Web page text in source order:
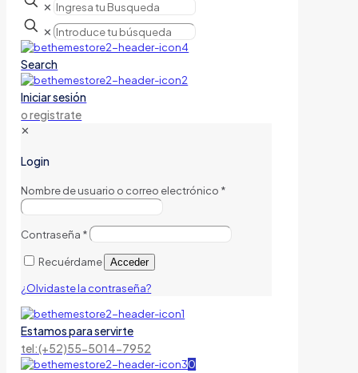
✕
✕
Search
Iniciar sesión
o registrate
✕
Login
Nombre de usuario o correo electrónico *
Contraseña *
Recuérdame Acceder
¿Olvidaste la contraseña?
Estamos para servirte
tel:(+52)55-5014-7952
0